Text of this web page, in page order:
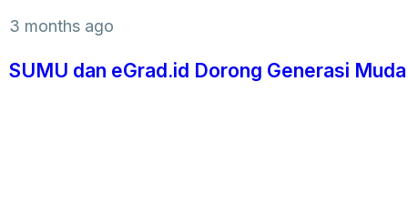
3 months ago
SUMU dan eGrad.id Dorong Generasi